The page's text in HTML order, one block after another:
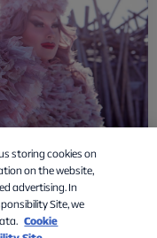
storing cookies on
on the website,
advertising. In
Site, we
Cookie